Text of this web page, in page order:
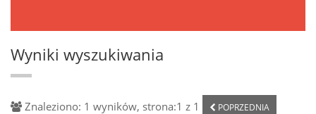
Wyniki wyszukiwania
Znaleziono: 1 wyników, strona:1 z 1 POPRZEDNIA